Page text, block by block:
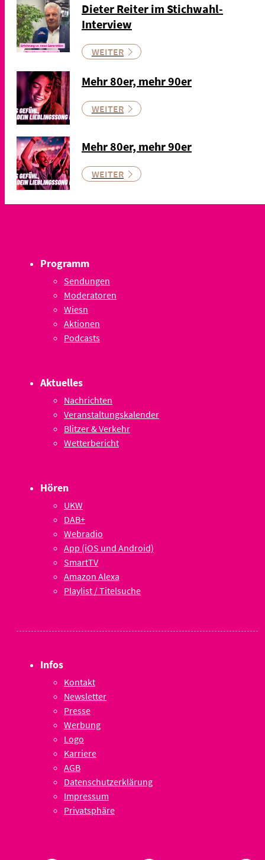
Dieter Reiter im Stichwahl-
Interview
WEITER
Mehr 80er, mehr 90er
WEITER
Mehr 80er, mehr 90er
WEITER
Programm
Sendungen
Moderatoren
Wiesn
Aktionen
Podcasts
Aktuelles
Nachrichten
Veranstaltungskalender
Blitzer & Verkehr
Wetterbericht
Hören
UKW
DAB+
Webradio
App (iOS und Android)
SmartTV
Amazon Alexa
Playlist / Titelsuche
Infos
Kontakt
Newsletter
Presse
Werbung
Logo
Karriere
AGB
Datenschutzerklärung
Impressum
Privatsphäre